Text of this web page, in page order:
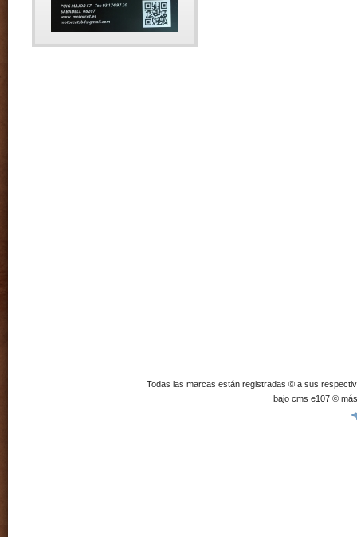
Todas las marcas están registradas © a sus
bajo cms e107 ©